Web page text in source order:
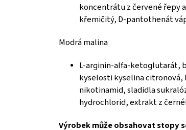
koncentrátu z červené řepy
křemičitý, D-pantothenát
Modrá malina
L-arginin-alfa-ketoglutarát,
kyselosti kyselina citronová,
nikotinamid, sladidla
hydrochlorid, extrakt z
Výrobek může obsahovat stopy